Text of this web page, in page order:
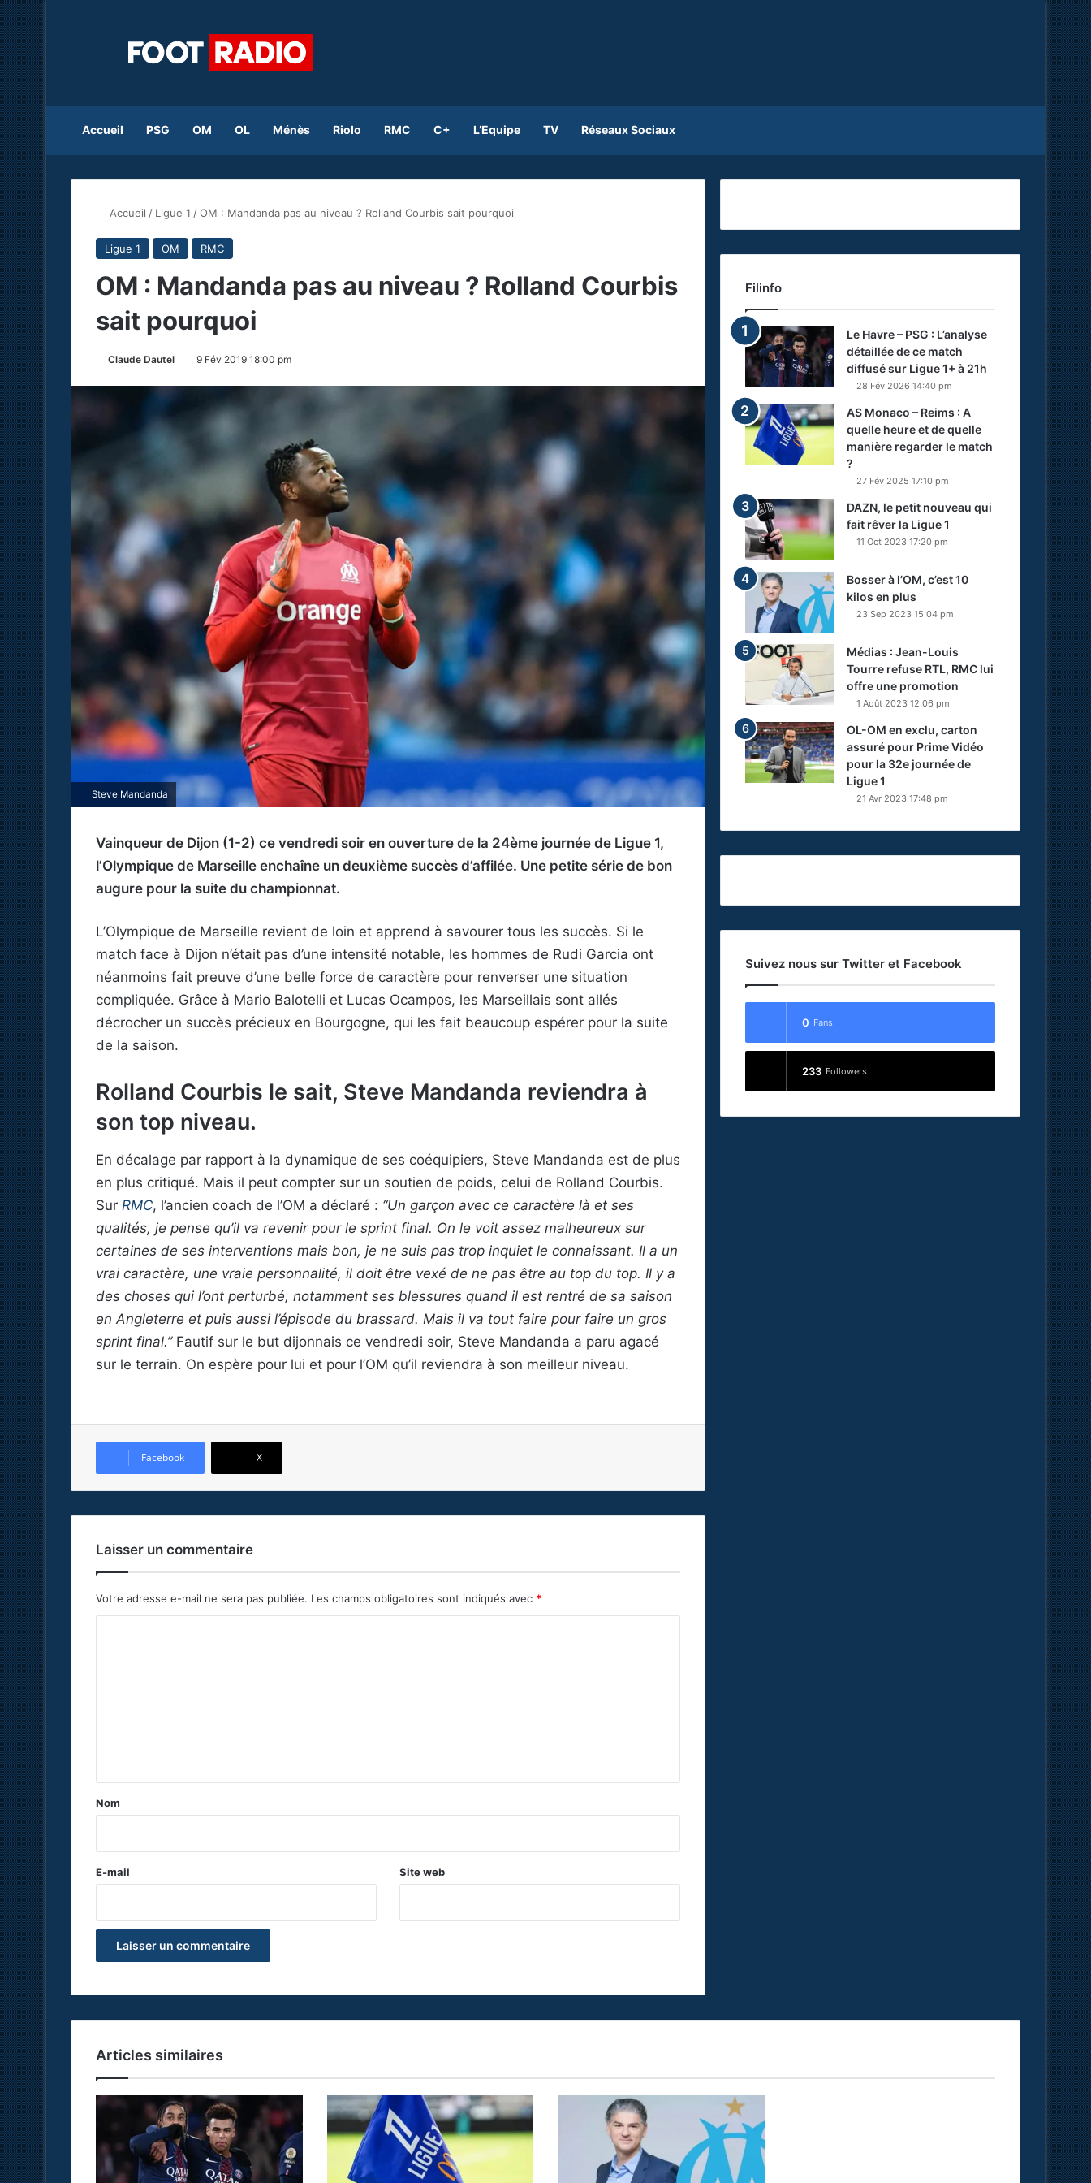
Accueil PSG OM OL Ménès Riolo RMC C+ L’Equipe TV Réseaux Sociaux
Accueil / Ligue 1 /OM : Mandanda pas au niveau ? Rolland Courbis sait pourquoi
Ligue 1 OM RMC
OM : Mandanda pas au niveau ? Rolland Courbis
sait pourquoi
Claude Dautel 9 Fév 2019 18:00 pm
Steve Mandanda
Vainqueur de Dijon (1-2) ce vendredi soir en ouverture de la 24ème journée de Ligue 1,
l’Olympique de Marseille enchaîne un deuxième succès d’affilée. Une petite série de bon
augure pour la suite du championnat.
L’Olympique de Marseille revient de loin et apprend à savourer tous les succès. Si le
match face à Dijon n’était pas d’une intensité notable, les hommes de Rudi Garcia ont
néanmoins fait preuve d’une belle force de caractère pour renverser une situation
compliquée. Grâce à Mario Balotelli et Lucas Ocampos, les Marseillais sont allés
décrocher un succès précieux en Bourgogne, qui les fait beaucoup espérer pour la suite
de la saison.
Rolland Courbis le sait, Steve Mandanda reviendra à
son top niveau.
En décalage par rapport à la dynamique de ses coéquipiers, Steve Mandanda est de plus
en plus critiqué. Mais il peut compter sur un soutien de poids, celui de Rolland Courbis.
Sur RMC, l’ancien coach de l’OM a déclaré : “Un garçon avec ce caractère là et ses
qualités, je pense qu’il va revenir pour le sprint final. On le voit assez malheureux sur
certaines de ses interventions mais bon, je ne suis pas trop inquiet le connaissant. Il a un
vrai caractère, une vraie personnalité, il doit être vexé de ne pas être au top du top. Il y a
des choses qui l’ont perturbé, notamment ses blessures quand il est rentré de sa saison
en Angleterre et puis aussi l’épisode du brassard. Mais il va tout faire pour faire un gros
sprint final.”Fautif sur le but dijonnais ce vendredi soir, Steve Mandanda a paru agacé
sur le terrain. On espère pour lui et pour l’OM qu’il reviendra à son meilleur niveau.
Facebook X
Laisser un commentaire
Votre adresse e-mail ne sera pas publiée. Les champs obligatoires sont indiqués avec *
a
e
Nom
E-mail Site web
Filinfo
Le Havre – PSG : L’analyse
détaillée de ce match
diffusé sur Ligue 1+ à 21h
28 Fév 2026 14:40 pm
AS Monaco – Reims : A
quelle heure et de quelle
manière regarder le match
?
27 Fév 2025 17:10 pm
DAZN, le petit nouveau qui
fait rêver la Ligue 1
11 Oct 2023 17:20 pm
Bosser à l’OM, c’est 10
kilos en plus
23 Sep 2023 15:04 pm
Médias : Jean-Louis
Tourre refuse RTL, RMC lui
offre une promotion
1 Août 2023 12:06 pm
OL-OM en exclu, carton
assuré pour Prime Vidéo
pour la 32e journée de
Ligue 1
21 Avr 2023 17:48 pm
Suivez nous sur Twitter et Facebook
0 Fans
233 Followers
Articles similaires